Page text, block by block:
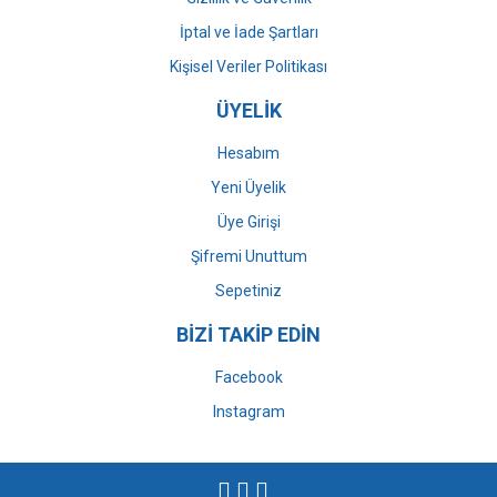
İptal ve İade Şartları
Kişisel Veriler Politikası
ÜYELİK
Hesabım
Yeni Üyelik
Üye Girişi
Şifremi Unuttum
Sepetiniz
BİZİ TAKİP EDİN
Facebook
Instagram